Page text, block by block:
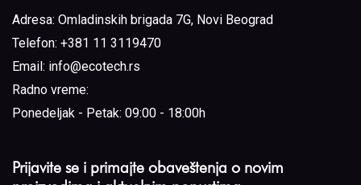
Adresa: Omladinskih brigada 7G, Novi Beograd
Telefon: +381 11 3119470
Email: info@ecotech.rs
Radno vreme:
Ponedeljak - Petak: 09:00 - 18:00h
Prijavite se i primajte obaveštenja o novim